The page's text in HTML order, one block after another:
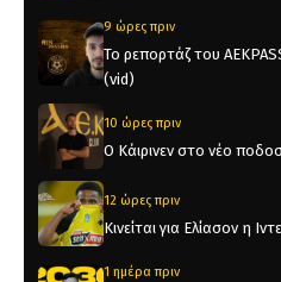
9 ώρες πριν
Το ρεπορτάζ του
(vid)
10 ώρες πριν
Ο Κάιρινεν στο νέο
12 ώρες πριν
Κινείται για Ελίασον η
1 ημέρα πριν